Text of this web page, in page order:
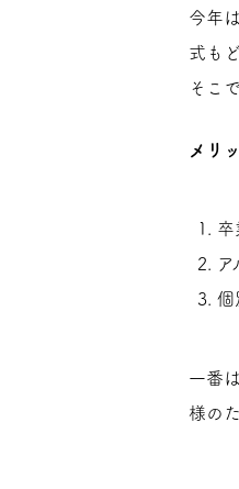
今年
式も
そこ
メリ
卒
個
一番
様の